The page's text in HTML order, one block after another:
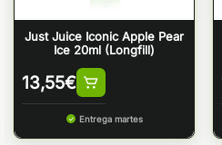
Just Juice Iconic Apple Pear
Ice 20ml (Longfill)
13,55€
Entrega martes